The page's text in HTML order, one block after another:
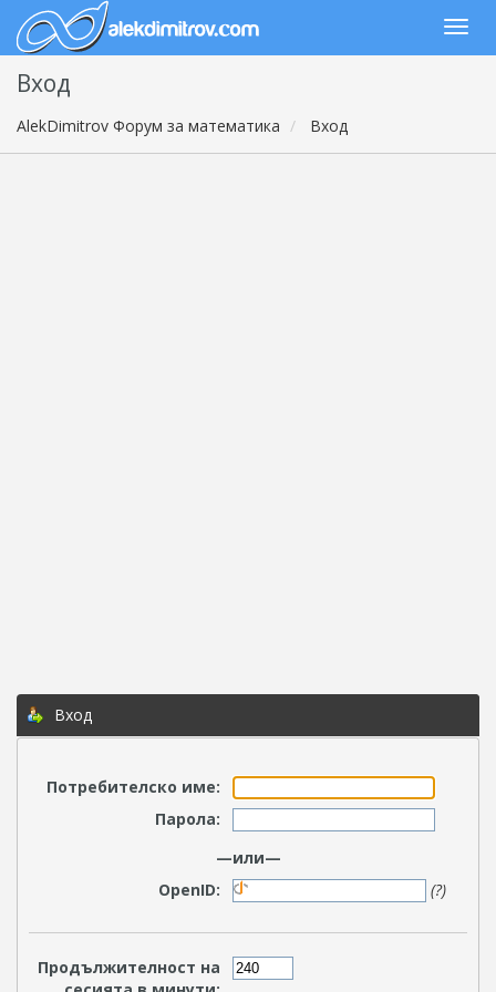
Вход
AlekDimitrov Форум за математика Вход
Вход
Потребителско име:
Парола:
—или—
OpenID:
(?)
Продължителност на